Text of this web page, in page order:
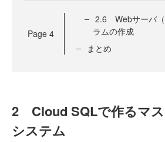
Page 4
2.6 Webサーバ（
ラムの作成
まとめ
2 Cloud SQLで作るマ
システム